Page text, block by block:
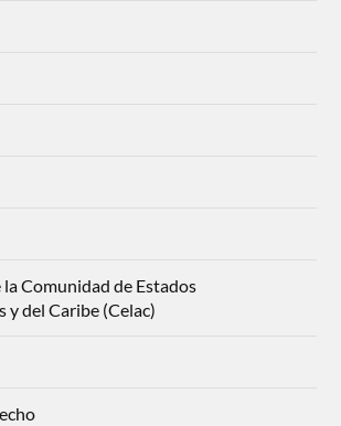
Comunidad de Estados
y del Caribe (Celac)